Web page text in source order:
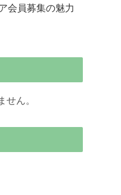
会員募集の魅力
ん。